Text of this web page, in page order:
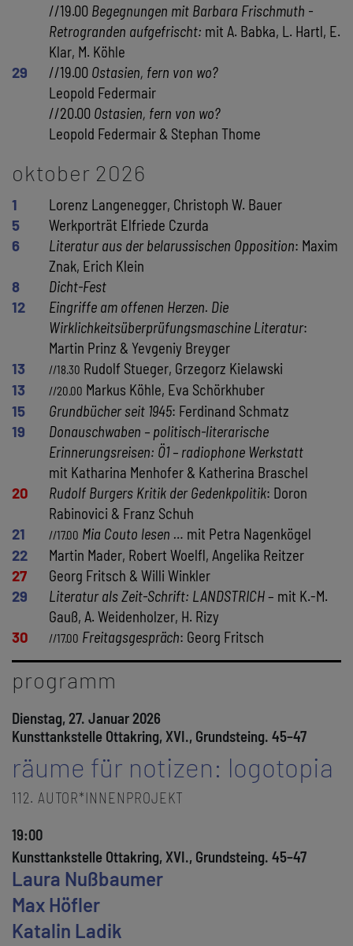
//19.00 Begegnungen mit Barbara Frischmuth -
Retrogranden aufgefrischt: mit A. Babka, L. Hartl, E.
Klar, M. Köhle
29
//19.00 Ostasien, fern von wo?
Leopold Federmair
//20.00 Ostasien, fern von wo?
Leopold Federmair & Stephan Thome
oktober 2026
1
Lorenz Langenegger, Christoph W. Bauer
5
Werkporträt Elfriede Czurda
6
Literatur aus der belarussischen Opposition: Maxim
Znak, Erich Klein
8
Dicht-Fest
12
Eingriffe am offenen Herzen. Die
Wirklichkeitsüberprüfungsmaschine Literatur:
Martin Prinz & Yevgeniy Breyger
13
//18.30 Rudolf Stueger, Grzegorz Kielawski
13
//20.00 Markus Köhle, Eva Schörkhuber
15
Grundbücher seit 1945: Ferdinand Schmatz
19
Donauschwaben – politisch-literarische
Erinnerungsreisen: Ö1 – radiophone Werkstatt
mit Katharina Menhofer & Katherina Braschel
20
Rudolf Burgers Kritik der Gedenkpolitik: Doron
Rabinovici & Franz Schuh
21
//17.00 Mia Couto lesen … mit Petra Nagenkögel
22
Martin Mader, Robert Woelfl, Angelika Reitzer
27
Georg Fritsch & Willi Winkler
29
Literatur als Zeit-Schrift: LANDSTRICH– mit K.-M.
Gauß, A. Weidenholzer, H. Rizy
30
//17.00 Freitagsgespräch: Georg Fritsch
programm
Dienstag, 27. Januar 2026
Kunsttankstelle Ottakring, XVI., Grundsteing. 45–47
räume für notizen: logotopia
112. AUTOR*INNENPROJEKT
19:00
Kunsttankstelle Ottakring, XVI., Grundsteing. 45–47
Laura Nußbaumer
Max Höfler
Katalin Ladik